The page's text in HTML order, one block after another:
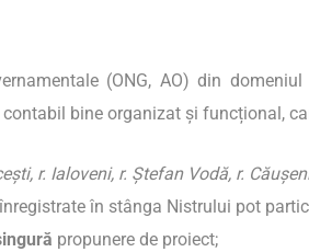
(ONG, AO) din
bine organizat și funcțional,
r. Ialoveni, r. Ștefan Vodă, r.
în stânga Nistrului pot
propunere de proiect;